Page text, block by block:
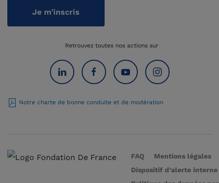
Je m'inscris
Retrouvez toutes nos actions sur
Notre charte de bonne conduite et de modération
FAQ
Mentions légales
Dispositif d’alerte interne